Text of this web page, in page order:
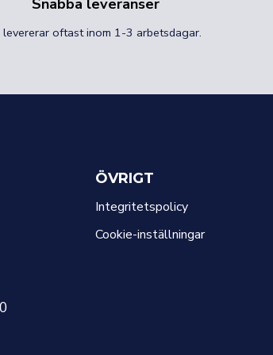
Snabba leveranser
levererar oftast inom 1-3 arbetsdagar.
ÖVRIGT
Integritetspolicy
Cookie-inställningar